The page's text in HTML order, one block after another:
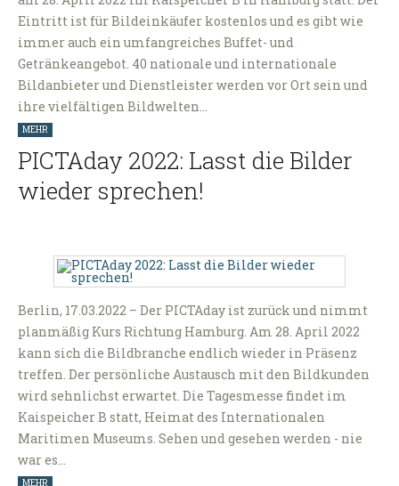
Eintritt ist für Bildeinkäufer kostenlos und es gibt wie
immer auch ein umfangreiches Buffet- und
Getränkeangebot. 40 nationale und internationale
Bildanbieter und Dienstleister werden vor Ort sein und
ihre vielfältigen Bildwelten…
MEHR
PICTAday 2022: Lasst die Bilder
wieder sprechen!
Berlin, 17.03.2022 – Der PICTAday ist zurück und nimmt
planmäßig Kurs Richtung Hamburg. Am 28. April 2022
kann sich die Bildbranche endlich wieder in Präsenz
treffen. Der persönliche Austausch mit den Bildkunden
wird sehnlichst erwartet. Die Tagesmesse findet im
Kaispeicher B statt, Heimat des Internationalen
Maritimen Museums. Sehen und gesehen werden - nie
war es…
MEHR